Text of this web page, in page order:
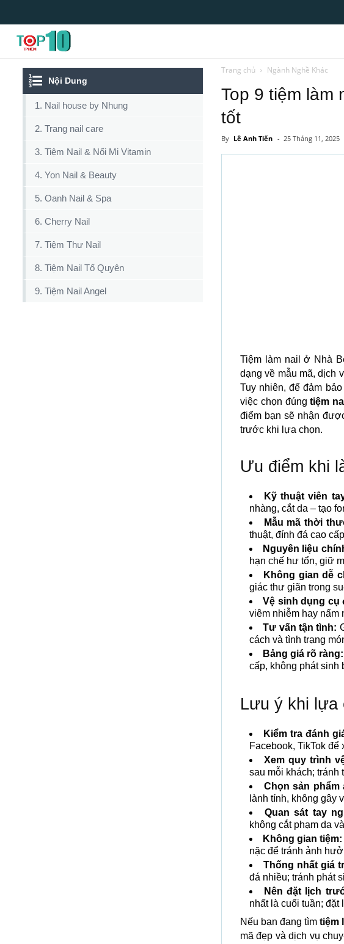
Top10tphcm
Nội Dung
1. Nail house by Nhung
2. Trang nail care
3. Tiệm Nail & Nối Mi Vitamin
4. Yon Nail & Beauty
5. Oanh Nail & Spa
6. Cherry Nail
7. Tiệm Thư Nail
8. Tiệm Nail Tố Quyên
9. Tiệm Nail Angel
Trang chủ Ngành Nghề Khác
Top 9 tiệm làm
tốt
By Lê Anh Tiến - 25 Tháng 11, 2025
Tiệm làm nail ở Nhà
dạng về mẫu mã, dịch
Tuy nhiên, để đảm
việc chọn đúngtiệm
điểm bạn sẽ nhận
trước khi lựa chọn.
Ưu điểm khi
Kỹ thuật viên
nhàng, cắt da – tạo
Mẫu mã thời
thuật, đính đá cao
Nguyên liệu
hạn chế hư tổn, giữ
Không gian dễ
giác thư giãn trong
Vệ sinh dụng cụ
viêm nhiễm hay nấm
Tư vấn tận tình:
cách và tình trạng
Bảng giá rõ ràng:
cấp, không phát sinh
Lưu ý khi lựa
Kiểm tra đánh
Facebook, TikTok để
Xem quy trình
sau mỗi khách; tránh
Chọn sản phẩm
lành tính, không gây
Quan sát tay
không cắt phạm da
Không gian tiệm:
nặc để tránh ảnh
Thống nhất giá
đá nhiều; tránh phát
Nên đặt lịch
nhất là cuối tuần; đặt
Nếu bạn đang tìmtiệm
mã đẹp và dịch vụ